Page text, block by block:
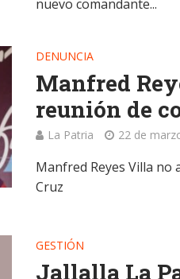
nuevo comandante...
DENUNCIA
Manfred
reunión de
La Patria 22 de
Manfred Reyes Villa no
Cruz
GESTIÓN
Jallalla La